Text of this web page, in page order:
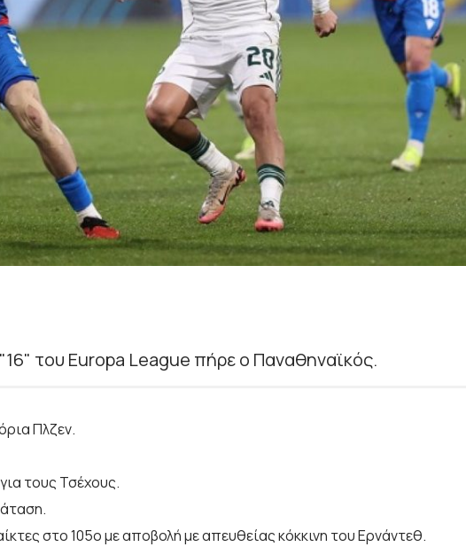
του Europa League πήρε ο Παναθηναϊκός.
Πλζεν.
τους Τσέχους.
στο 105ο με αποβολή με απευθείας κόκκινη του Ερνάντεθ.